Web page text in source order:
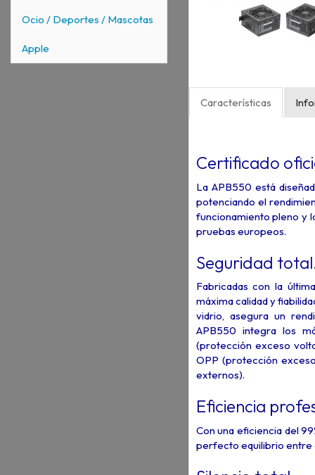
Ocio / Deportes / Mascotas
Apple
Características
Certificado
La APB550 está
potenciando el
funcionamiento pleno y
pruebas europeos.
Seguridad
Fabricadas con la
máxima calidad y
vidrio, asegura un
APB550 integra los
(protección exceso
OPP (protección
externos).
Eficiencia
Con una eficiencia del
perfecto equilibrio entre